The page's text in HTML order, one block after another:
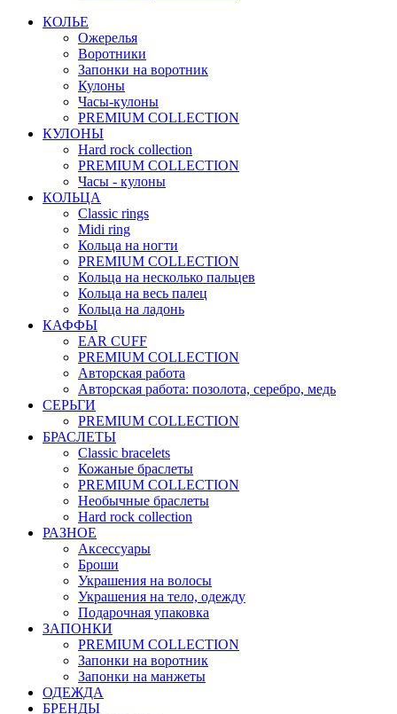
КОЛЬЕ
Ожерелья
Воротники
Запонки на воротник
Кулоны
Часы-кулоны
PREMIUM COLLECTION
КУЛОНЫ
Hard rock collection
PREMIUM COLLECTION
Часы - кулоны
КОЛЬЦА
Classic rings
Midi ring
Кольца на ногти
PREMIUM COLLECTION
Кольца на несколько пальцев
Кольца на весь палец
Кольца на ладонь
КАФФЫ
EAR CUFF
PREMIUM COLLECTION
Авторская работа
Авторская работа: позолота, серебро, медь
СЕРЬГИ
PREMIUM COLLECTION
БРАСЛЕТЫ
Classic bracelets
Кожаные браслеты
PREMIUM COLLECTION
Необычные браслеты
Hard rock collection
РАЗНОЕ
Аксессуары
Броши
Украшения на волосы
Украшения на тело, одежду
Подарочная упаковка
ЗАПОНКИ
PREMIUM COLLECTION
Запонки на воротник
Запонки на манжеты
ОДЕЖДА
БРЕНДЫ